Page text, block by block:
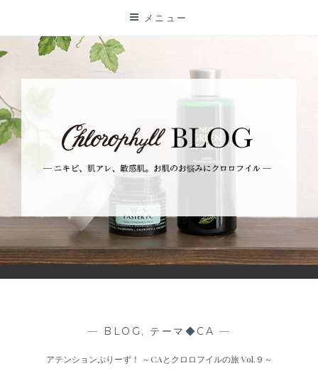
テ
に
ス
キ
メニュー
BLOG
ーニキビ、肌アレ、敏感肌。お肌のお悩みにクロロフイルー
— BLOG , テーマ◆CA —
アテンションぷりーず！ ～CAとクロロフイルの旅 Vol.９～